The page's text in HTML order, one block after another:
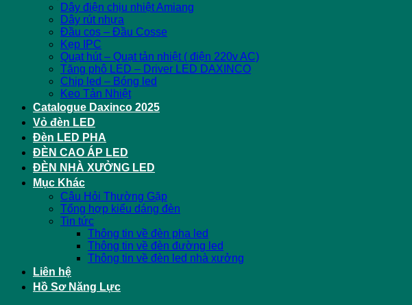
Dây điện chịu nhiệt Amiang
Dây rút nhựa
Đầu cos – Đầu Cosse
Kẹp IPC
Quạt hút – Quạt tản nhiệt ( điện 220v AC)
Tăng phô LED – Driver LED DAXINCO
Chip led – Bóng led
Keo Tản Nhiệt
Catalogue Daxinco 2025
Vỏ đèn LED
Đèn LED PHA
ĐÈN CAO ÁP LED
ĐÈN NHÀ XƯỞNG LED
Mục Khác
Câu Hỏi Thường Gặp
Tổng hợp kiểu dáng đèn
Tin tức
Thông tin về đèn pha led
Thông tin về đèn đường led
Thông tin về đèn led nhà xưởng
Liên hệ
Hồ Sơ Năng Lực